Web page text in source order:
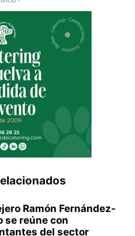
Ramón Fernández-
se reúne con
del sector